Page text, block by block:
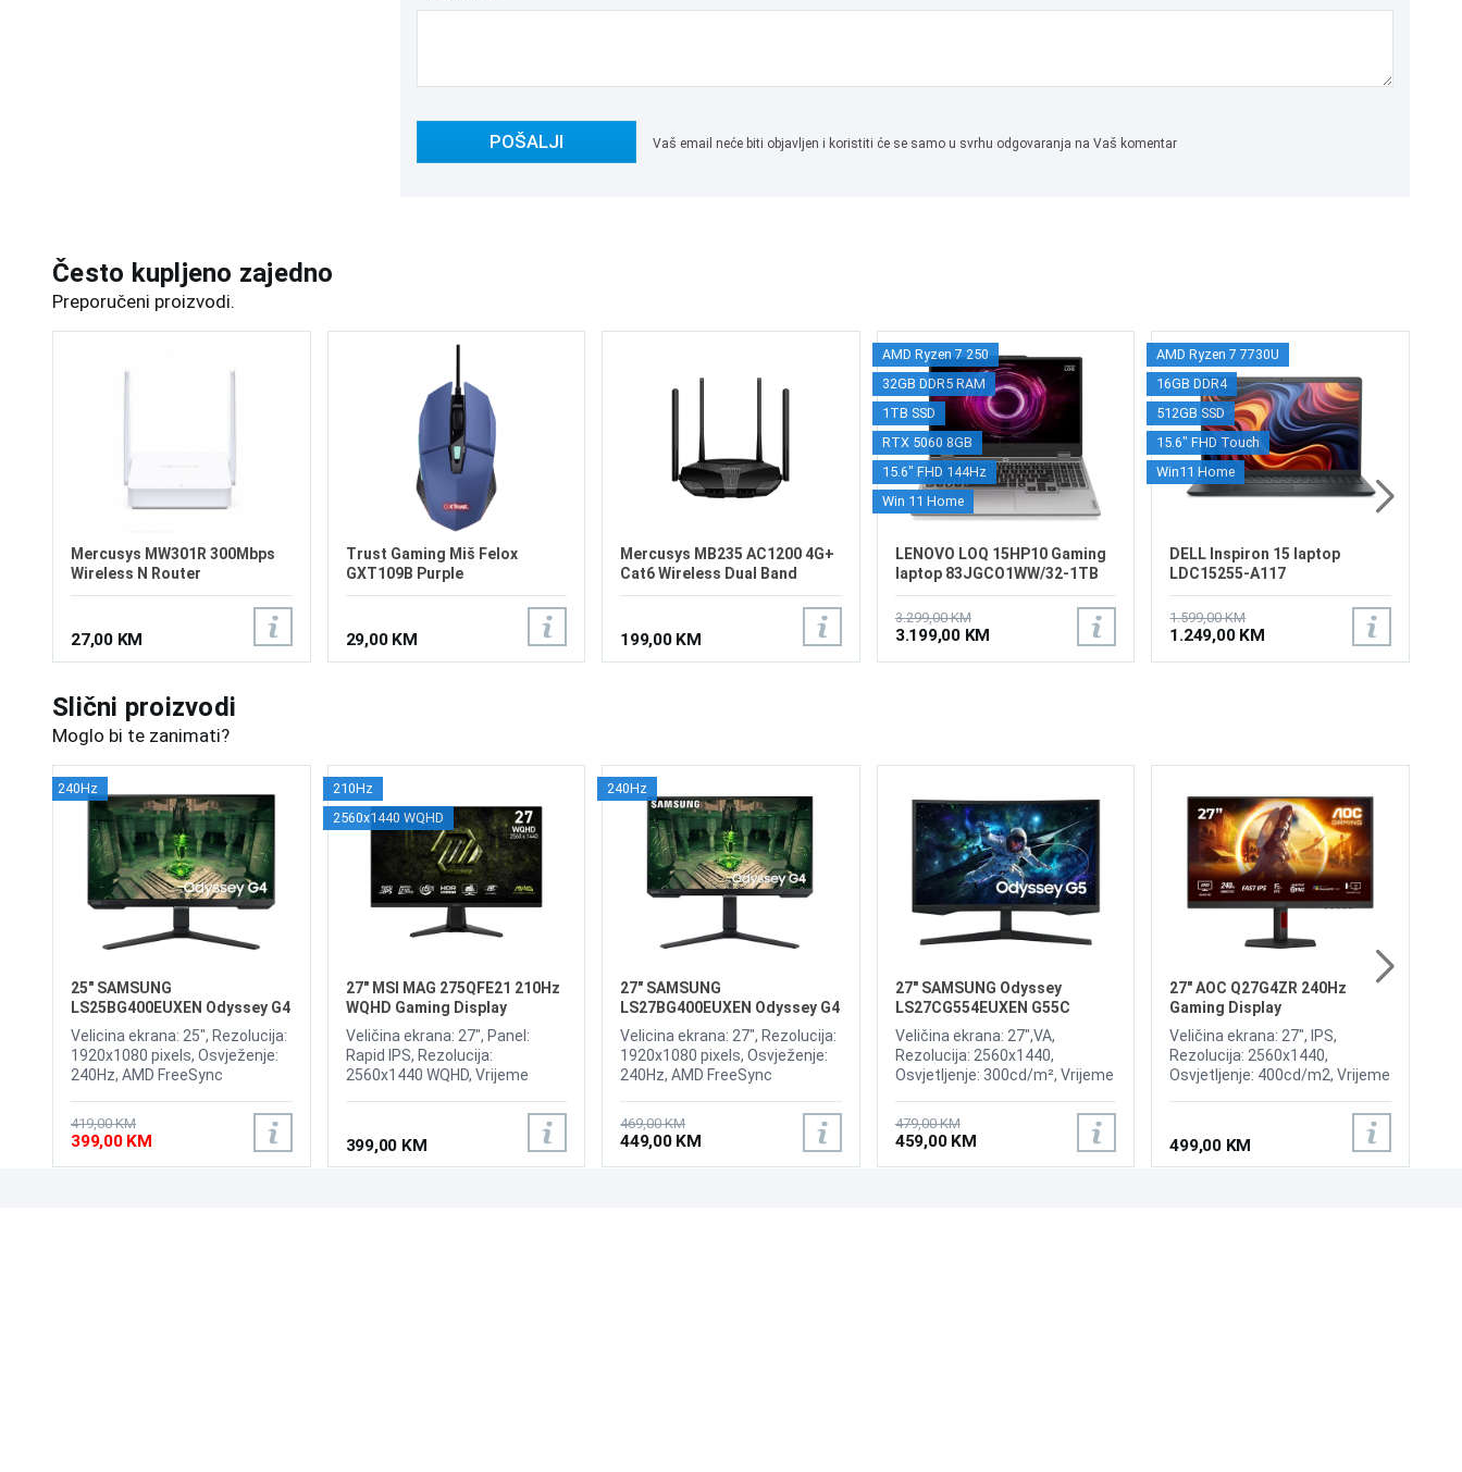
POŠALJI Vaš email neće biti objavljen i koristiti će se samo u svrhu odgovaranja na Vaš komentar
Često kupljeno zajedno
Preporučeni proizvodi.
Mercusys MW301R 300Mbps
Wireless N Router
27,00 KM
Trust Gaming Miš Felox
GXT109B Purple
29,00 KM
Mercusys MB235 AC1200 4G+
Cat6 Wireless Dual Band
Router
199,00 KM
AMD Ryzen 7 250
32GB DDR5 RAM
1TB SSD
RTX 5060 8GB
15.6" FHD 144Hz
Win 11 Home
LENOVO LOQ 15HP10 Gaming
laptop 83JGCO1WW/32-1TB
3.299,00 KM
3.199,00 KM
AMD Ryzen 7 7730U
16GB DDR4
512GB SSD
15.6" FHD Touch
Win11 Home
DELL Inspiron 15 laptop
LDC15255-A117
1.599,00 KM
1.249,00 KM
Slični proizvodi
Moglo bi te zanimati?
240Hz
25" SAMSUNG
LS25BG400EUXEN Odyssey G4
240Hz Display
Velicina ekrana: 25", Rezolucija:
1920x1080 pixels, Osvježenje:
240Hz, AMD FreeSync
Vrijeme odziva: 1ms, Priključci:
2xHDMI, Displayport
419,00 KM
399,00 KM
210Hz
2560x1440 WQHD
27" MSI MAG 275QFE21 210Hz
WQHD Gaming Display
Veličina ekrana: 27", Panel:
Rapid IPS, Rezolucija:
2560x1440 WQHD, Vrijeme
210Hz VESA DsiplayHDR 400,
Adaptive-Sync, Brightness: 300
cd/m2, Priključci: 2xHDMI 2.0b,
1xDP 1.4a
399,00 KM
240Hz
27" SAMSUNG
LS27BG400EUXEN Odyssey G4
240Hz Display
Velicina ekrana: 27", Rezolucija:
1920x1080 pixels, Osvježenje:
240Hz, AMD FreeSync
Vrijeme odziva: 1ms, Priključci:
2xHDMI, Displayport 1.2
469,00 KM
449,00 KM
27" SAMSUNG Odyssey
LS27CG554EUXEN G55C
165Hz Curved Display
Veličina ekrana: 27",VA,
Rezolucija: 2560x1440,
Osvjetljenje: 300cd/m², Vrijeme
165Hz, AMD FreeSync Premium
Pro, Priključci: HDMI,
DisplayPort
479,00 KM
459,00 KM
27" AOC Q27G4ZR 240Hz
Gaming Display
Veličina ekrana: 27", IPS,
Rezolucija: 2560x1440,
Osvjetljenje: 400cd/m2, Vrijeme
Osvježenje: 240Hz, Adaptive
Sync, G-SYNC, Priključci: HDMI
2x 2.0, DisplayPort 1.4,
Zvučnici:2x2W
499,00 KM